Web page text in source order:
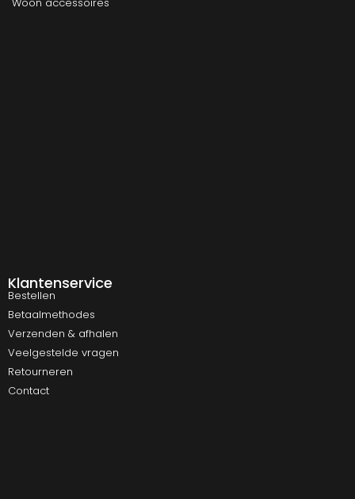
Woon accessoires
Klantenservice
Bestellen
Betaalmethodes
Verzenden & afhalen
Veelgestelde vragen
Retourneren
Contact